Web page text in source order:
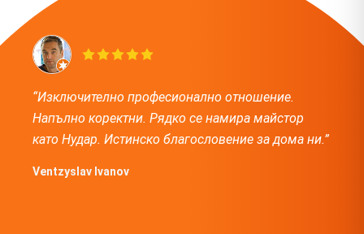
“Изключително професионално отношение.
Напълно коректни. Рядко се намира майстор
като Нудар. Истинско благословение за дома ни.”
Ventzyslav Ivanov